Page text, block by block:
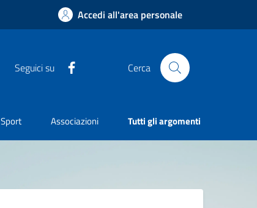
Accedi all'area personale
Seguici su Cerca
Sport Associazioni Tutti gli argomenti